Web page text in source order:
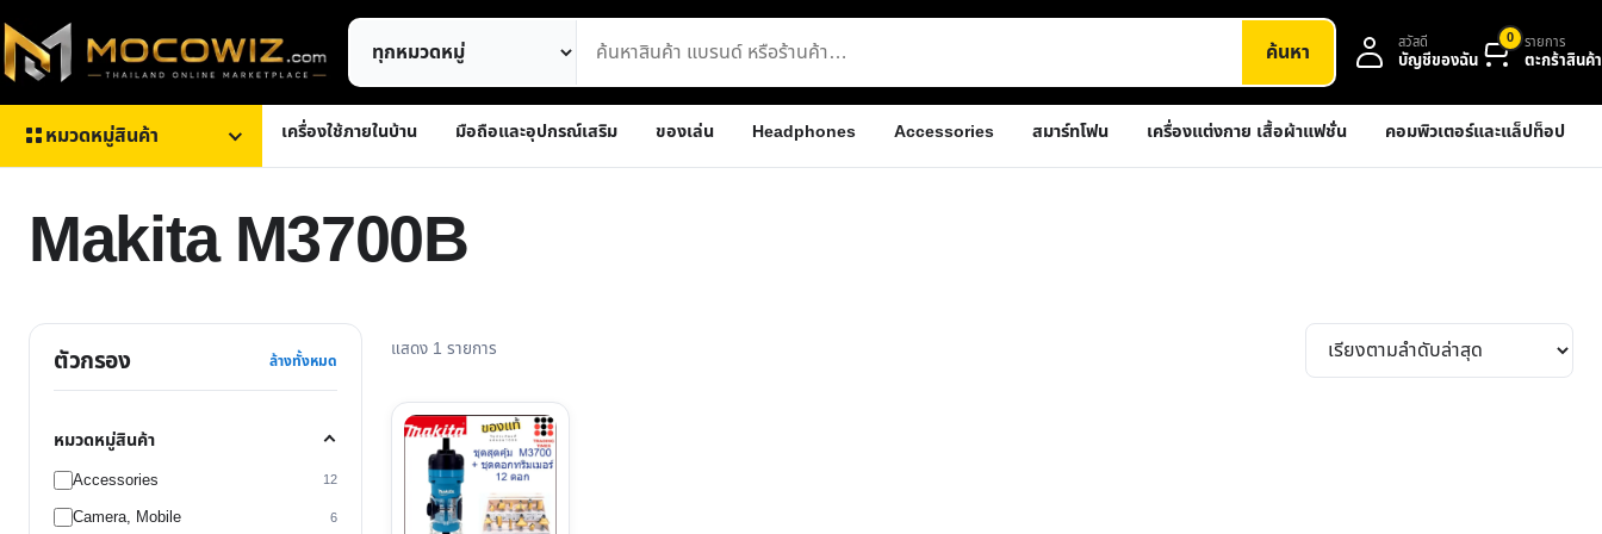
ไป
ยัง
เนื้อหา
ค้นหา
สินค้า
ค้นหา สวัสดี
บัญชีของฉัน
0 รายการ
ตะกร้าสินค้า
หมวดหมู่สินค้า เครื่องใช้ภายในบ้าน มือถือและอุปกรณ์เสริม ของเล่น Headphones Accessories สมาร์ทโฟน เครื่องแต่งกาย เสื้อผ้าแฟชั่น คอมพิวเตอร์และแล็ปท็อป
Makita M3700B
ตัวกรอง ล้างทั้งหมด
หมวดหมู่สินค้า
Accessories 12
Camera, Mobile 6
แสดง 1 รายการ